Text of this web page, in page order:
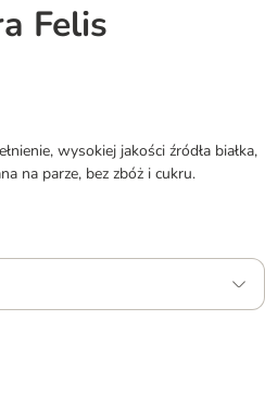
Felis
wysokiej jakości źródła białka,
na parze, bez zbóż i cukru.